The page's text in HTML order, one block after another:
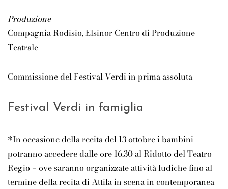
Produzione
Compagnia Rodisio, Elsinor Centro di Produzione
Teatrale
Commissione del Festival Verdi in prima assoluta
Festival Verdi in famiglia
*In occasione della recita del 13 ottobre i bambini
potranno accedere dalle ore 16.30 al Ridotto del Teatro
Regio – ove saranno organizzate attività ludiche fino al
termine della recita di Attila in scena in contemporanea